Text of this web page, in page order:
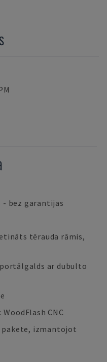
- bez garantijas
tērauda rāmis,
ar dubulto
CNC
pakete, izmantojot